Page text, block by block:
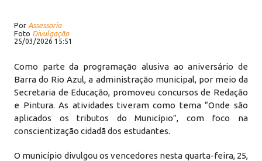
Por Assessoria
Foto Divulgação
25/03/2026 15:51
Como parte da programação alusiva ao aniversário de
Barra do Rio Azul, a administração municipal, por meio da
Secretaria de Educação, promoveu concursos de Redação
e Pintura. As atividades tiveram como tema “Onde são
aplicados os tributos do Município”, com foco na
conscientização cidadã dos estudantes.
O município divulgou os vencedores nesta quarta-feira, 25,